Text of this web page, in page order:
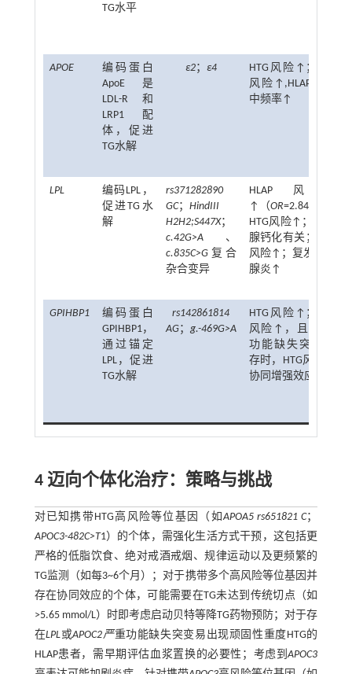
TG水平
APOE
编码蛋白
ApoE是
LDL-R和
LRP1配
体，促进
TG水解
ε2； ε4
HTG风险↑；HTG
风险↑,HLAP患者
中频率↑
LPL
编码LPL，
促进TG水
解
rs371282890
GC； HindIII
H2H2;S447X；
c.42G>A、
c.835C>G复合
杂合变异
HLAP风险
↑（OR=2.843）；
HTG风险↑；与胰
腺钙化有关；HTG
风险↑；复发性胰
腺炎↑
GPIHBP1
编码蛋白
GPIHBP1，
通过锚定
LPL，促进
TG水解
rs142861814
AG； g.-469G>A
HTG风险↑；HTG
风险↑，且与LPL
功能缺失突变共
存时，HTG风险呈
协同增强效应
4 迈向个体化治疗：策略与挑战
对已知携带HTG高风险等位基因（如APOA5 rs651821 C；
APOC3-482C>T1）的个体，需强化生活方式干预，这包括更
严格的低脂饮食、绝对戒酒戒烟、规律运动以及更频繁的
TG监测（如每3~6个月）；对于携带多个高风险等位基因并
存在协同效应的个体，可能需要在TG未达到传统切点（如
>5.65 mmol/L）时即考虑启动贝特等降TG药物预防；对于存
在LPL或APOC2严重功能缺失突变易出现顽固性重度HTG的
HLAP患者，需早期评估血浆置换的必要性；考虑到APOC3